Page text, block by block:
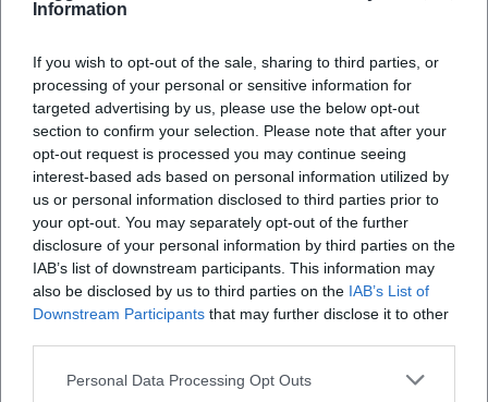
Information
If you wish to opt-out of the sale, sharing to third parties, or
processing of your personal or sensitive information for
targeted advertising by us, please use the below opt-out
section to confirm your selection. Please note that after your
opt-out request is processed you may continue seeing
interest-based ads based on personal information utilized by
us or personal information disclosed to third parties prior to
your opt-out. You may separately opt-out of the further
disclosure of your personal information by third parties on the
IAB’s list of downstream participants. This information may
also be disclosed by us to third parties on the IAB’s List of
Downstream Participants that may further disclose it to other
Personal Data Processing Opt Outs
entsteht die Makroperspektive, aus dem Lachen die
Drehungen und semantischen Verschiebungen;
musikalisch setzt er auf kurze Motive, Gegenrhythmen und
lässige Groove-Fundamente. Diese Mischung erlaubt
Tempowechsel, pointierte Zäsuren und den berühmten
„zweiten Lacher“ – ein Markenzeichen seiner
Bühnenpräsenz. So entstehen Nummern, die nicht nur
funktionieren, sondern nachhallen.
Diskographie im erweiterten Sinn – Programme, Tonträger,
Bücher
Obwohl Kabarett primär live und audiovisuell wirkt, hat
Mitschnitte zur Werkübersicht. Das Musikalbum